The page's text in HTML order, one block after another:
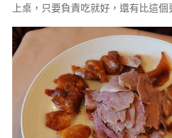
上桌，只要負責吃就好，還有比這